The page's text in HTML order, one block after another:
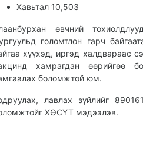
Хавьтал 10,503
өвчний
голомтлон гарч
хүүхэд, иргэд халдвараас
хамрагдан өөрийгөө
боломжтой юм.
лавлах зүйлийг
ХӨСҮТ мэдээлэв.